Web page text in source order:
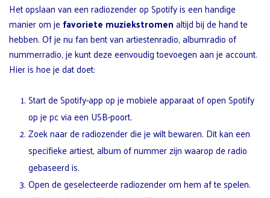
Het opslaan van een radiozender op Spotify is een handige
manier om jefavoriete muziekstromenaltijd bij de hand te
hebben. Of je nu fan bent van artiestenradio, albumradio of
nummerradio, je kunt deze eenvoudig toevoegen aan je account.
Hier is hoe je dat doet:
Start de Spotify-app op je mobiele apparaat of open Spotify
op je pc via een USB-poort.
Zoek naar de radiozender die je wilt bewaren. Dit kan een
specifieke artiest, album of nummer zijn waarop de radio
gebaseerd is.
Open de geselecteerde radiozender om hem af te spelen.